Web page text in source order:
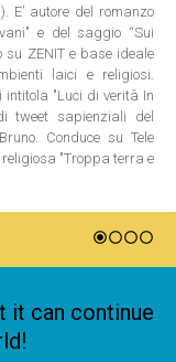
E’ autore del romanzo
e del saggio “Sui
su ZENIT e base ideale
laici e religiosi.
intitola "Luci di verità In
tweet sapienziali del
Conduce su Tele
"Troppa terra e